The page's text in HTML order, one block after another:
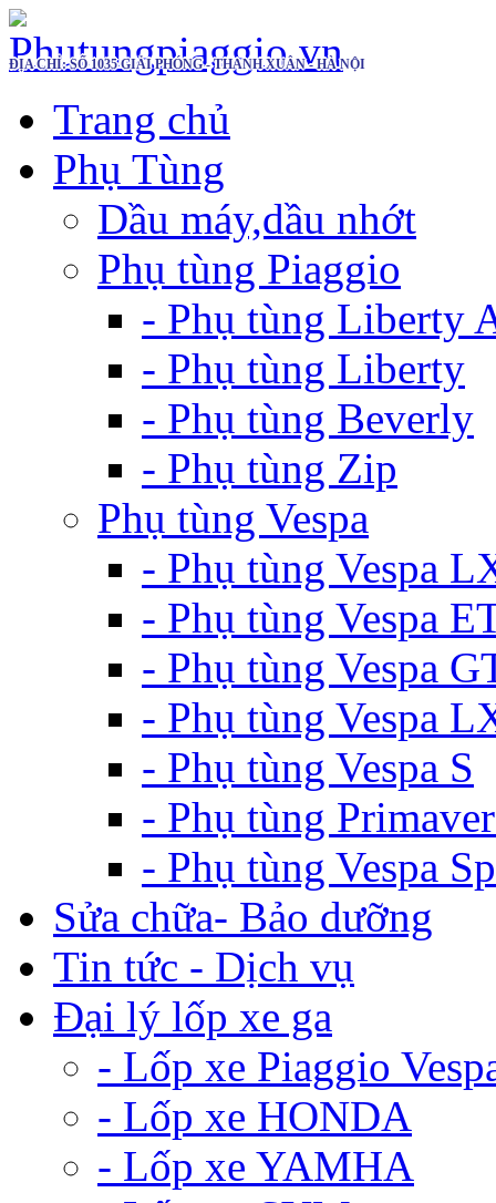
ĐỊA CHỈ: SỐ 1035 GIẢI PHÓNG - THANH XUÂN - HÀ NỘI
Trang chủ
Phụ Tùng
Dầu máy,dầu nhớt
Phụ tùng Piaggio
- Phụ tùng Liberty
- Phụ tùng Liberty
- Phụ tùng Beverly
- Phụ tùng Zip
Phụ tùng Vespa
- Phụ tùng Vespa
- Phụ tùng Vespa
- Phụ tùng Vespa
- Phụ tùng Vespa
- Phụ tùng Vespa S
- Phụ tùng
- Phụ tùng Vespa
Sửa chữa- Bảo dưỡng
Tin tức - Dịch vụ
Đại lý lốp xe ga
- Lốp xe Piaggio
- Lốp xe HONDA
- Lốp xe YAMHA